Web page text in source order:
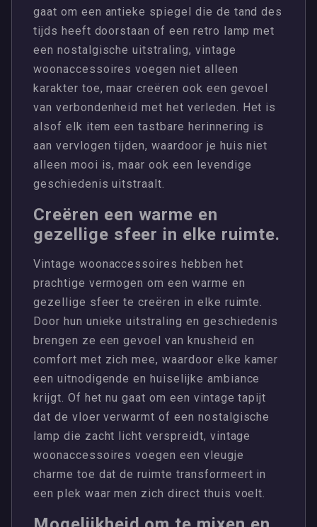
gaat om een antieke spiegel die de tand des
tijds heeft doorstaan of een retro lamp met
een nostalgische uitstraling, vintage
woonaccessoires voegen niet alleen
karakter toe, maar creëren ook een gevoel
van verbondenheid met het verleden. Het is
alsof elk item een tastbare herinnering is
aan vervlogen tijden, waardoor je huis niet
alleen mooi is, maar ook een levendige
geschiedenis uitstraalt.
Creëren een warme en
gezellige sfeer in elke ruimte.
Vintage woonaccessoires hebben het
prachtige vermogen om een warme en
gezellige sfeer te creëren in elke ruimte.
Door hun unieke uitstraling en geschiedenis
brengen ze een gevoel van knusheid en
comfort met zich mee, waardoor elke kamer
een uitnodigende en huiselijke ambiance
krijgt. Of het nu gaat om een vintage tapijt
dat de vloer verwarmt of een nostalgische
lamp die zacht licht verspreidt, vintage
woonaccessoires voegen een vleugje
charme toe dat de ruimte transformeert in
een plek waar men zich direct thuis voelt.